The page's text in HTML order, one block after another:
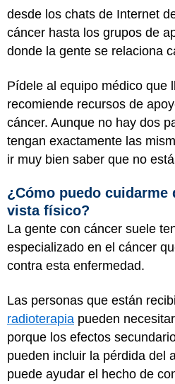
desde los chats de Internet
cáncer hasta los grupos de
donde la gente se relaciona
Pídele al equipo médico que
recomiende recursos de
cáncer. Aunque no hay dos
tengan exactamente las
ir muy bien saber que no
¿Cómo puedo cuidarme
vista físico?
La gente con cáncer suele
especializado en el cáncer
contra esta enfermedad.
Las personas que están
radioterapia pueden
porque los efectos
pueden incluir la pérdida del
puede ayudar el hecho de